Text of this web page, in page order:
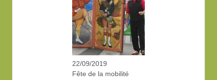
22/09/2019
Fête de la mobilité